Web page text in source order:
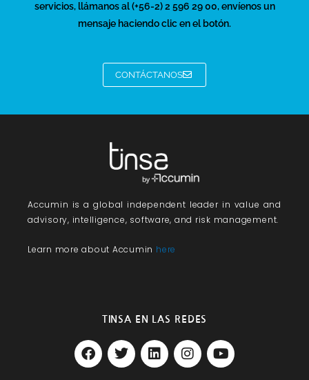
servicios, llámanos al (+56-2) 2 596 29 00, envíenos un
mensaje haciendo clic en el botón.
CONTÁCTANOS
Accumin is a global independent leader in value and
advisory, intelligence, software, and risk management.
Learn more about Accumin here
TINSA EN LAS REDES
F
a
T
w
L
i
I
n
Y
o